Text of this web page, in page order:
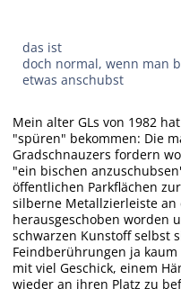
das ist
doch normal, wenn man
etwas anschubst
Mein alter GLs von 1982
"spüren" bekommen: Die
Gradschnauzers fordern
"ein bischen
öffentlichen Parkflächen
silberne Metallzierleiste an
herausgeschoben worden
schwarzen Kunstoff selbst
Feindberührungen ja
mit viel Geschick, einem
wieder an ihren Platz zu